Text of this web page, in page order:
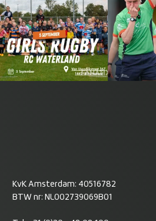
KvK Amsterdam: 40516782
BTW nr: NL002739069B01